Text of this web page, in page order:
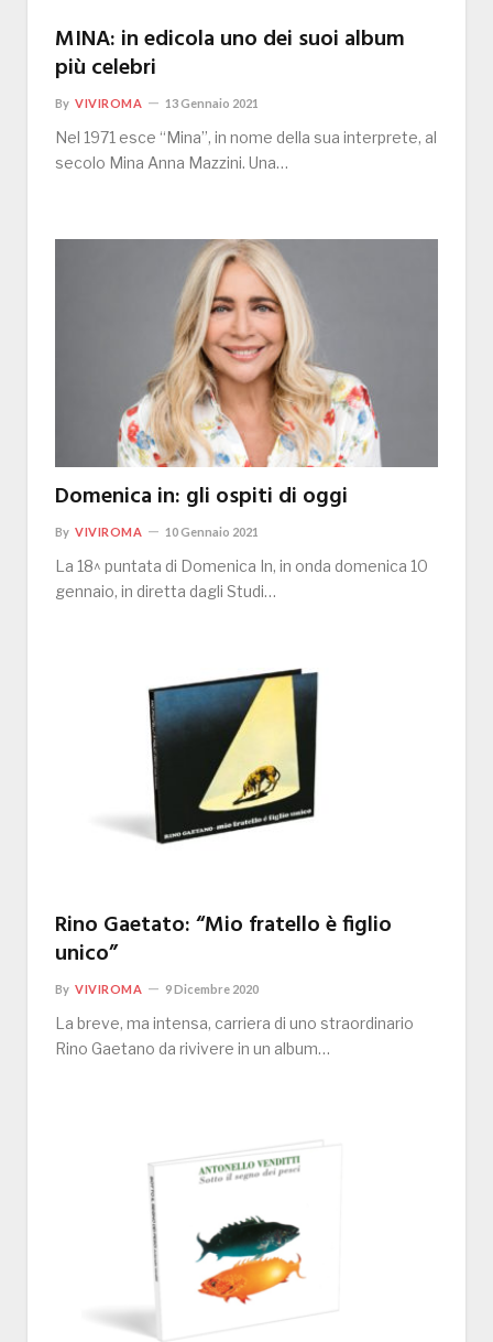
MINA: in edicola uno dei suoi album
più celebri
By VIVIROMA 13 Gennaio 2021
Nel 1971 esce “Mina”, in nome della sua interprete, al
secolo Mina Anna Mazzini. Una…
Domenica in: gli ospiti di oggi
By VIVIROMA 10 Gennaio 2021
La 18^ puntata di Domenica In, in onda domenica 10
gennaio, in diretta dagli Studi…
Rino Gaetato: “Mio fratello è figlio
unico”
By VIVIROMA 9 Dicembre 2020
La breve, ma intensa, carriera di uno straordinario
Rino Gaetano da rivivere in un album…